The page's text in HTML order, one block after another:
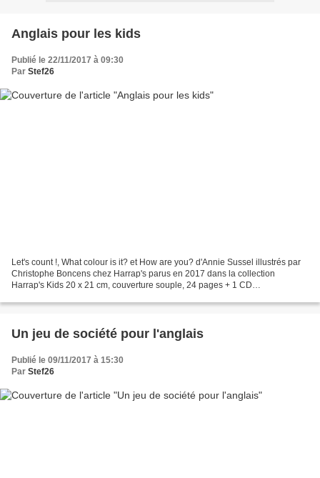
Anglais pour les kids
Publié le 22/11/2017 à 09:30
Par Stef26
Let's count !, What colour is it? et How are you? d'Annie Sussel illustrés par
Christophe Boncens chez Harrap's parus en 2017 dans la collection
Harrap's Kids 20 x 21 cm, couverture souple, 24 pages + 1 CD
Un jeu de société pour l'anglais
Publié le 09/11/2017 à 15:30
Par Stef26